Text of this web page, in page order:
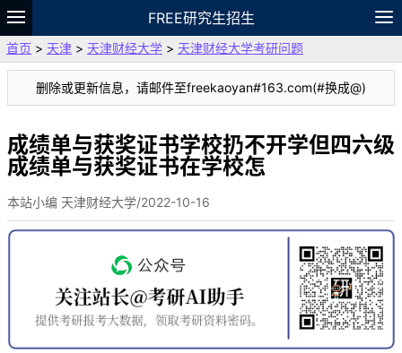
FREE研究生招生
题库
故事 专题 APP 笔记
论坛
VIP
资料
首页 > 天津 > 天津财经大学 > 天津财经大学考研问题
删除或更新信息，请邮件至freekaoyan#163.com(#换成@)
成绩单与获奖证书学校扔不开学但四六级
成绩单与获奖证书在学校怎
本站小编 天津财经大学/2022-10-16